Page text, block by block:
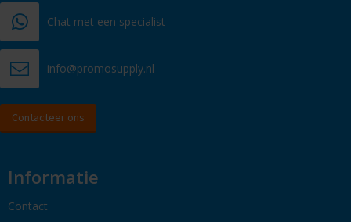
Chat met een specialist
info@promosupply.nl
Contacteer ons
Informatie
Contact